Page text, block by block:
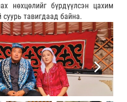
нөхцөлийг бүрдүүлсэн цахим
тавигдаад байна.